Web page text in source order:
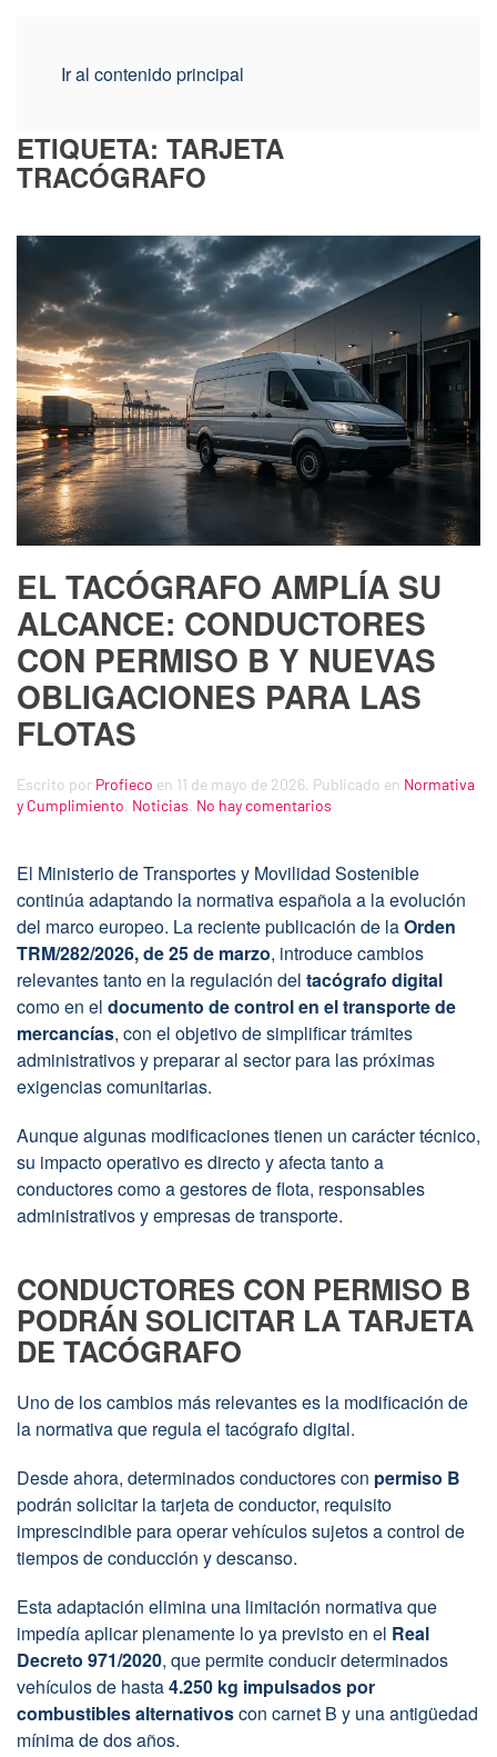
Ir al contenido principal
ETIQUETA: TARJETA
TRACÓGRAFO
EL TACÓGRAFO AMPLÍA SU
ALCANCE: CONDUCTORES
CON PERMISO B Y NUEVAS
OBLIGACIONES PARA LAS
FLOTAS
Escrito por Profieco en 11 de mayo de 2026. Publicado en Normativa
y Cumplimiento, Noticias. No hay comentarios
amplía
alcance:
conductores
con
permiso
y
nuevas
obligaciones
El Ministerio de Transportes y Movilidad Sostenible
continúa adaptando la normativa española a la evolución
del marco europeo. La reciente publicación de laOrden
TRM/282/2026, de 25 de marzo, introduce cambios
relevantes tanto en la regulación del tacógrafo digital
como en el documento de control en el transporte de
mercancías, con el objetivo de simplificar trámites
administrativos y preparar al sector para las próximas
exigencias comunitarias.
Aunque algunas modificaciones tienen un carácter técnico,
su impacto operativo es directo y afecta tanto a
conductores como a gestores de flota, responsables
administrativos y empresas de transporte.
CONDUCTORES CON PERMISO B
PODRÁN SOLICITAR LA TARJETA
DE TACÓGRAFO
Uno de los cambios más relevantes es la modificación de
la normativa que regula el tacógrafo digital.
Desde ahora, determinados conductores con permiso B
podrán solicitar la tarjeta de conductor, requisito
imprescindible para operar vehículos sujetos a control de
tiempos de conducción y descanso.
Esta adaptación elimina una limitación normativa que
impedía aplicar plenamente lo ya previsto en el Real
Decreto 971/2020, que permite conducir determinados
vehículos de hasta4.250 kg impulsados por
combustibles alternativoscon carnet B y una antigüedad
mínima de dos años.